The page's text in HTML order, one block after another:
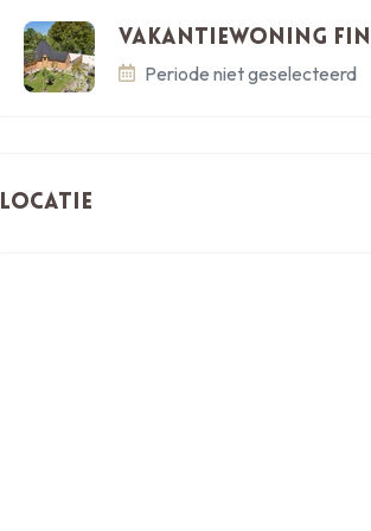
Vakantiewoning
Periode niet geselecteerd
Locatie